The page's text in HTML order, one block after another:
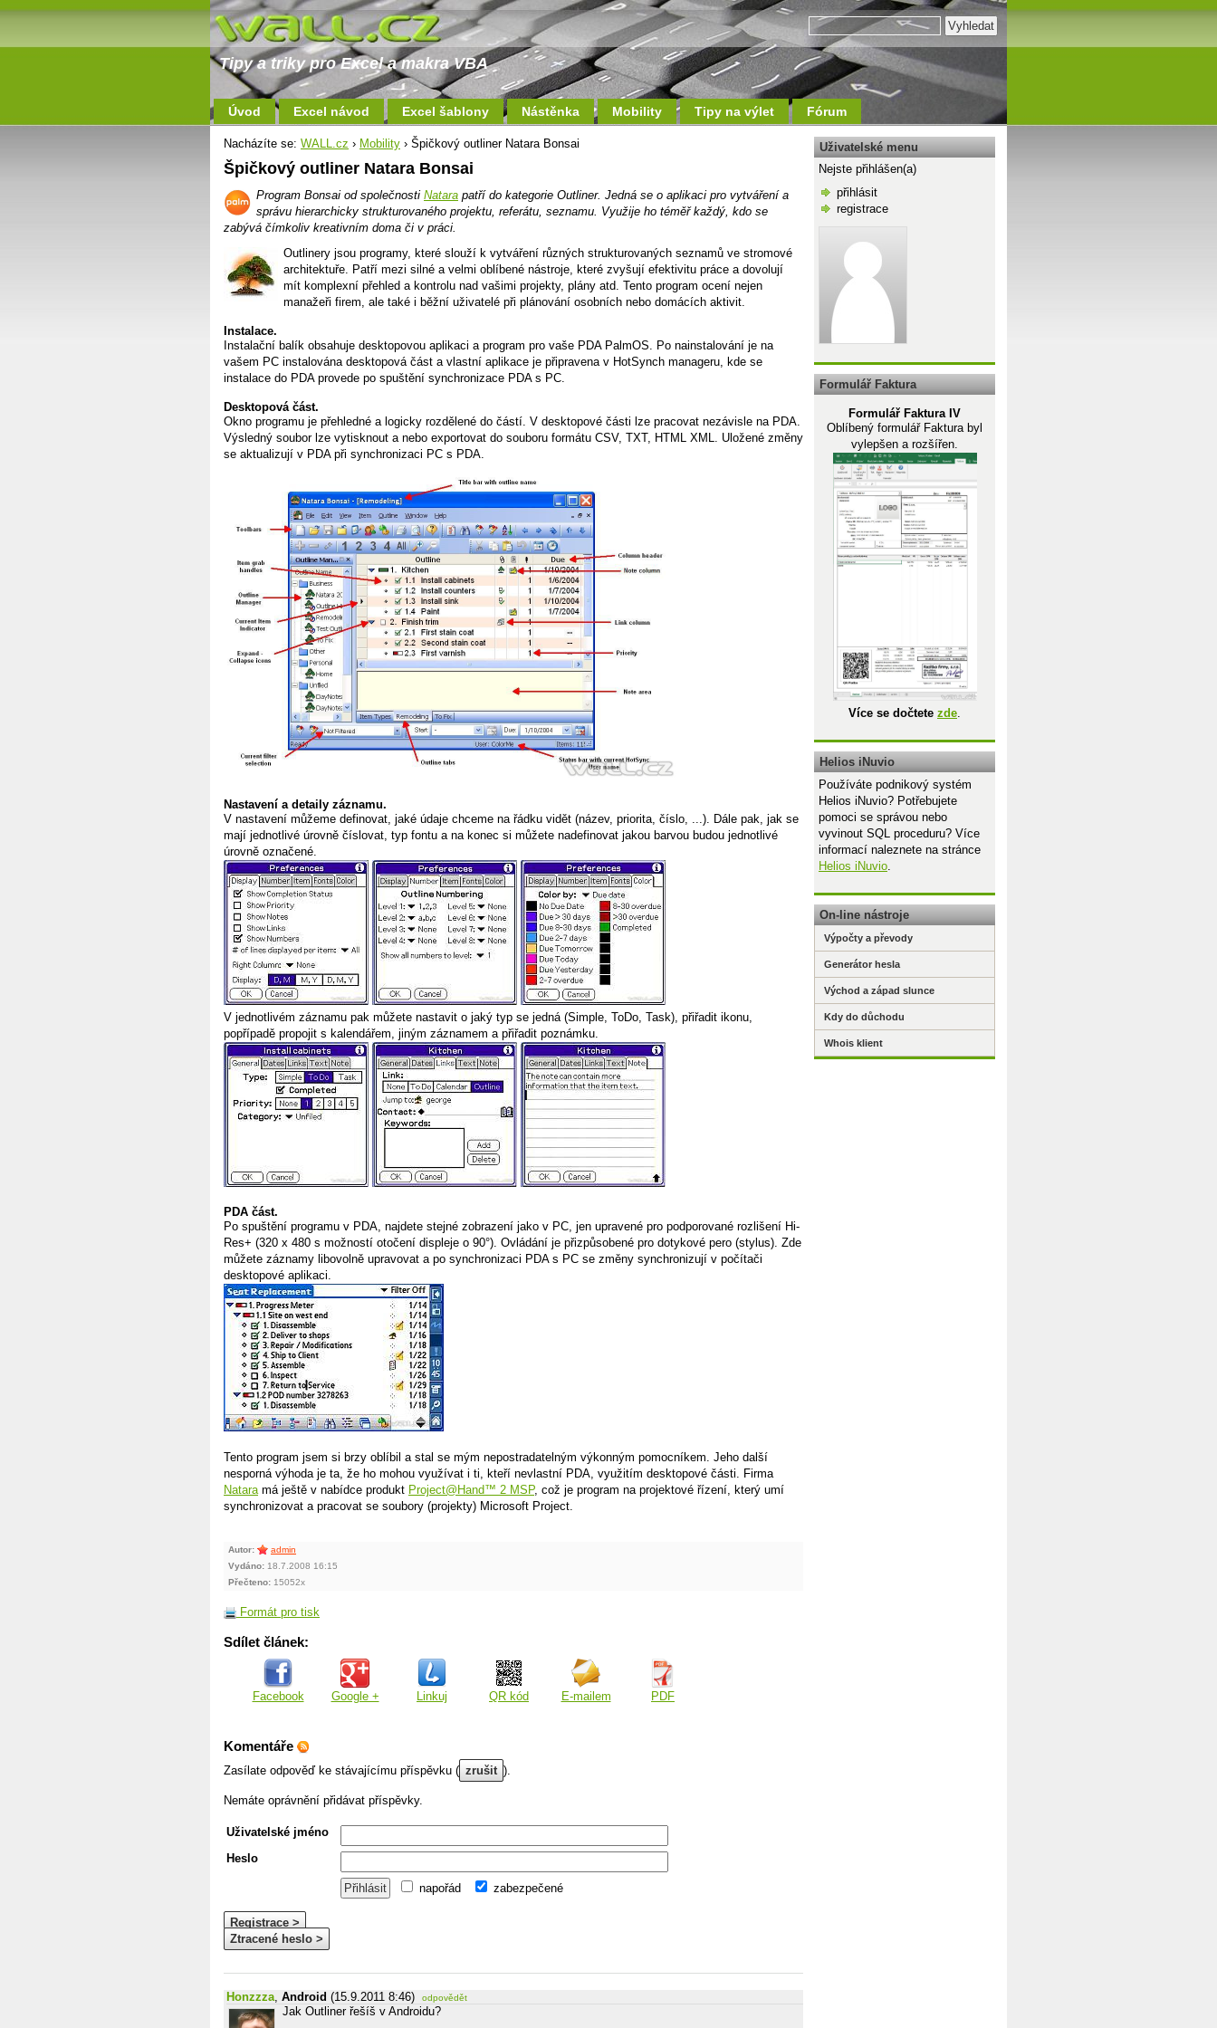
Tipy a triky pro Excel a makra VBA
Úvod Excel návod Excel šablony Nástěnka Mobility Tipy na výlet Fórum
Nacházíte se: WALL.cz › Mobility › Špičkový outliner Natara Bonsai
Špičkový outliner Natara Bonsai
Program Bonsai od společnosti Natara patří do kategorie Outliner. Jedná se o aplikaci pro vytváření a
správu hierarchicky strukturovaného projektu, referátu, seznamu. Využije ho téměř každý, kdo se
zabývá čímkoliv kreativním doma či v práci.
Outlinery jsou programy, které slouží k vytváření různých strukturovaných seznamů ve stromové
architektuře. Patří mezi silné a velmi oblíbené nástroje, které zvyšují efektivitu práce a dovolují
mít komplexní přehled a kontrolu nad vašimi projekty, plány atd. Tento program ocení nejen
manažeři firem, ale také i běžní uživatelé při plánování osobních nebo domácích aktivit.
Instalace.
Instalační balík obsahuje desktopovou aplikaci a program pro vaše PDA PalmOS. Po nainstalování je na
vašem PC instalována desktopová část a vlastní aplikace je připravena v HotSynch manageru, kde se
instalace do PDA provede po spuštění synchronizace PDA s PC.
Desktopová část.
Okno programu je přehledné a logicky rozdělené do částí. V desktopové části lze pracovat nezávisle na PDA.
Výsledný soubor lze vytisknout a nebo exportovat do souboru formátu CSV, TXT, HTML XML. Uložené změny
se aktualizují v PDA při synchronizaci PC s PDA.
Nastavení a detaily záznamu.
V nastavení můžeme definovat, jaké údaje chceme na řádku vidět (název, priorita, číslo, ...). Dále pak, jak se
mají jednotlivé úrovně číslovat, typ fontu a na konec si můžete nadefinovat jakou barvou budou jednotlivé
úrovně označené.
V jednotlivém záznamu pak můžete nastavit o jaký typ se jedná (Simple, ToDo, Task), přiřadit ikonu,
popřípadě propojit s kalendářem, jiným záznamem a přiřadit poznámku.
PDA část.
Po spuštění programu v PDA, najdete stejné zobrazení jako v PC, jen upravené pro podporované rozlišení Hi-
Res+ (320 x 480 s možností otočení displeje o 90°). Ovládání je přizpůsobené pro dotykové pero (stylus). Zde
můžete záznamy libovolně upravovat a po synchronizaci PDA s PC se změny synchronizují v počítači
desktopové aplikaci.
Tento program jsem si brzy oblíbil a stal se mým nepostradatelným výkonným pomocníkem. Jeho další
nesporná výhoda je ta, že ho mohou využívat i ti, kteří nevlastní PDA, využitím desktopové části. Firma
Nataramá ještě v nabídce produkt Project@Hand™ 2 MSP, což je program na projektové řízení, který umí
synchronizovat a pracovat se soubory (projekty) Microsoft Project.
Autor:
admin
Vydáno: 18.7.2008 16:15
Přečteno: 15052x
Formát pro tisk
Sdílet článek:
Facebook Google + Linkuj QR kód E-mailem PDF
Komentáře
Zasílate odpověď ke stávajícímu příspěvku ( zrušit ).
Nemáte oprávnění přidávat příspěvky.
Uživatelské jméno
Heslo
napořád zabezpečené
Registrace >
Ztracené heslo >
Honzzza, Android (15.9.2011 8:46) odpovědět
Jak Outliner řešíš v Androidu?
Uživatelské menu
Nejste přihlášen(a)
přihlásit
registrace
Formulář Faktura
Formulář Faktura IV
Oblíbený formulář Faktura byl
vylepšen a rozšířen.
Více se dočtete zde.
Helios iNuvio
Používáte podnikový systém
Helios iNuvio? Potřebujete
pomoci se správou nebo
vyvinout SQL proceduru? Více
informací naleznete na stránce
Helios iNuvio.
On-line nástroje
Výpočty a převody
Generátor hesla
Východ a západ slunce
Kdy do důchodu
Whois klient